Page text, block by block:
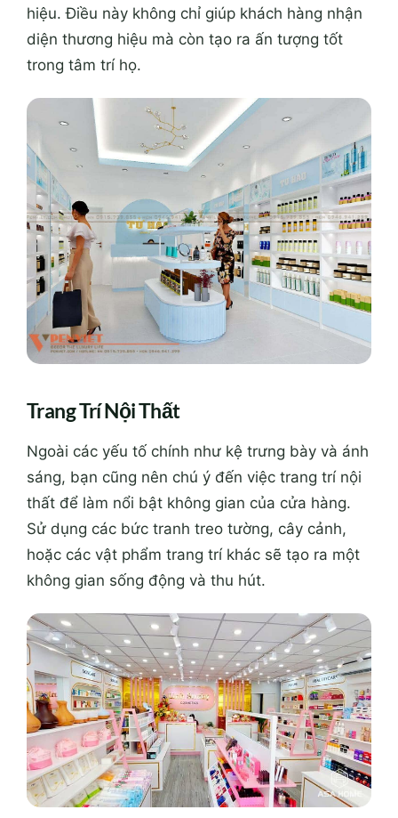
hiệu. Điều này không chỉ giúp khách hàng nhận
diện thương hiệu mà còn tạo ra ấn tượng tốt
trong tâm trí họ.
Trang Trí Nội Thất
Ngoài các yếu tố chính như kệ trưng bày và ánh
sáng, bạn cũng nên chú ý đến việc trang trí nội
thất để làm nổi bật không gian của cửa hàng.
Sử dụng các bức tranh treo tường, cây cảnh,
hoặc các vật phẩm trang trí khác sẽ tạo ra một
không gian sống động và thu hút.